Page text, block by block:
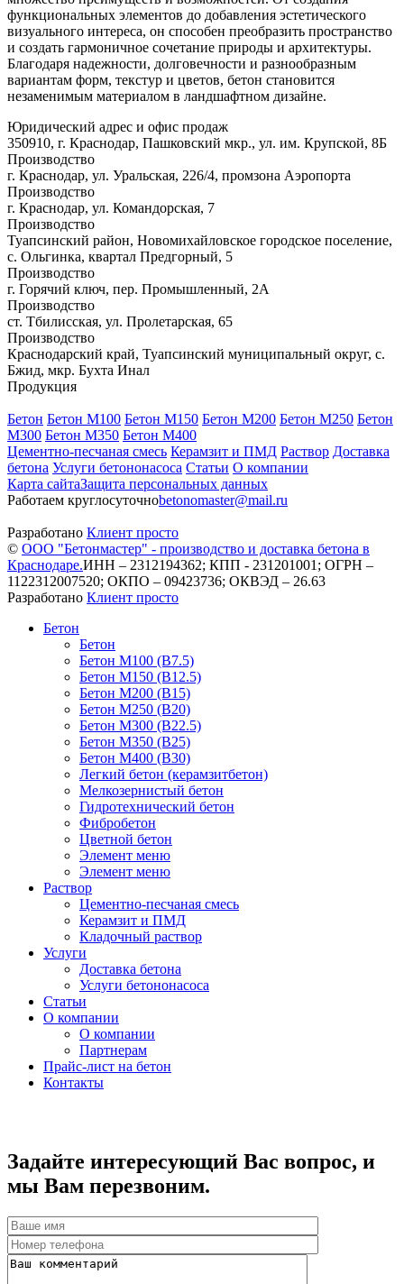
функциональных элементов до добавления эстетического
визуального интереса, он способен преобразить пространство
и создать гармоничное сочетание природы и архитектуры.
Благодаря надежности, долговечности и разнообразным
вариантам форм, текстур и цветов, бетон становится
незаменимым материалом в ландшафтном дизайне.
Юридический адрес и офис продаж
350910, г. Краснодар, Пашковский мкр., ул. им. Крупской, 8Б
Производство
г. Краснодар, ул. Уральская, 226/4, промзона Аэропорта
Производство
г. Краснодар, ул. Командорская, 7
Производство
Туапсинский район, Новомихайловское городское поселение,
с. Ольгинка, квартал Предгорный, 5
Производство
г. Горячий ключ, пер. Промышленный, 2А
Производство
ст. Тбилисская, ул. Пролетарская, 65
Производство
Краснодарский край, Туапсинский муниципальный округ, с.
Бжид, мкр. Бухта Инал
Продукция
Бетон Бетон М100 Бетон М150 Бетон М200 Бетон М250 Бетон
М300 Бетон М350 Бетон М400
Цементно-песчаная смесь Керамзит и ПМД Раствор Доставка
бетона Услуги бетононасоса Статьи О компании
Карта сайтаЗащита персональных данных
Работаем круглосуточноbetonomaster@mail.ru
Разработано Клиент просто
© ООО "Бетонмастер" - производство и доставка бетона в
Краснодаре.ИНН – 2312194362; КПП - 231201001; ОГРН –
1122312007520; ОКПО – 09423736; ОКВЭД – 26.63
Разработано Клиент просто
Бетон
Бетон
Бетон М100 (В7.5)
Бетон М150 (В12.5)
Бетон М200 (В15)
Бетон М250 (В20)
Бетон М300 (В22.5)
Бетон М350 (В25)
Бетон М400 (В30)
Легкий бетон (керамзитбетон)
Мелкозернистый бетон
Гидротехнический бетон
Фибробетон
Цветной бетон
Элемент меню
Элемент меню
Раствор
Цементно-песчаная смесь
Керамзит и ПМД
Кладочный раствор
Услуги
Доставка бетона
Услуги бетононасоса
Статьи
О компании
О компании
Партнерам
Прайс-лист на бетон
Контакты
Задайте интересующий Вас вопрос, и
мы Вам перезвоним.